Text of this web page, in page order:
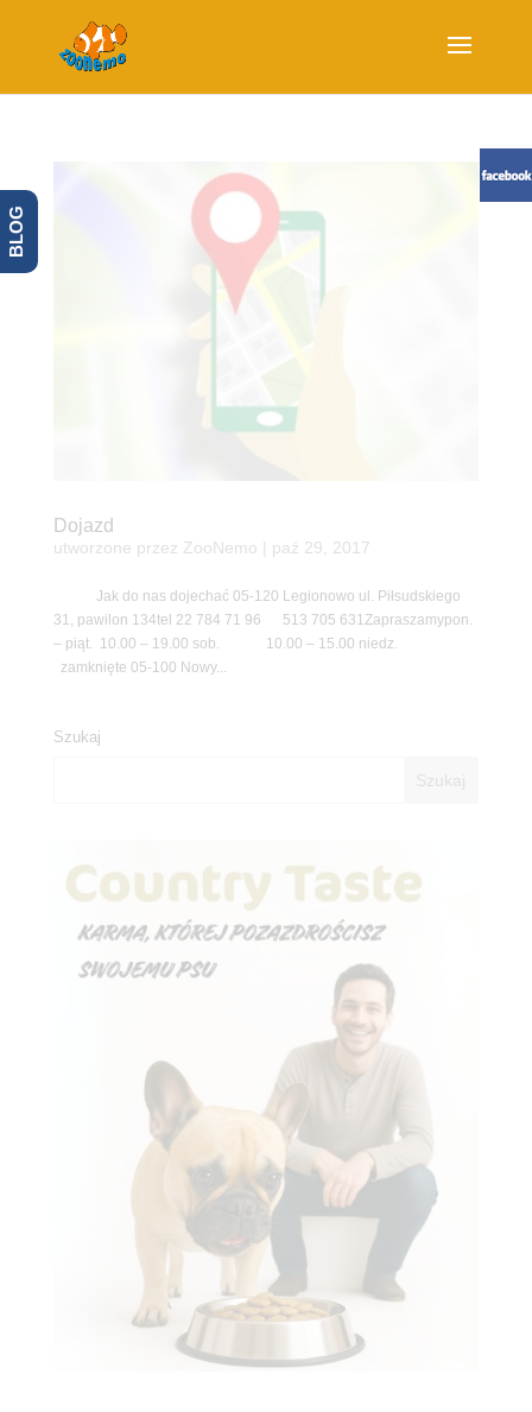
Dojazd
utworzone przez ZooNemo paź 29, 2017
Jak do nas dojechać 05-120 Legionowo ul. Piłsudskiego
31, pawilon 134tel 22 784 71 96 513 705 631Zapraszamypon.
– piąt. 10.00 – 19.00 sob. 10.00 – 15.00 niedz.
zamknięte 05-100 Nowy...
Szukaj
BLOG